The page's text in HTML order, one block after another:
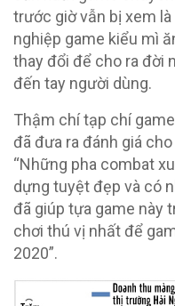
trước giờ vẫn bị xem là
nghiệp game kiểu mì
thay đổi để cho ra đời
đến tay người dùng.
Thậm chí tạp chí
đã đưa ra đánh giá
“Những pha combat
dựng tuyệt đẹp và có
đã giúp tựa game này
chơi thú vị nhất để
2020”.